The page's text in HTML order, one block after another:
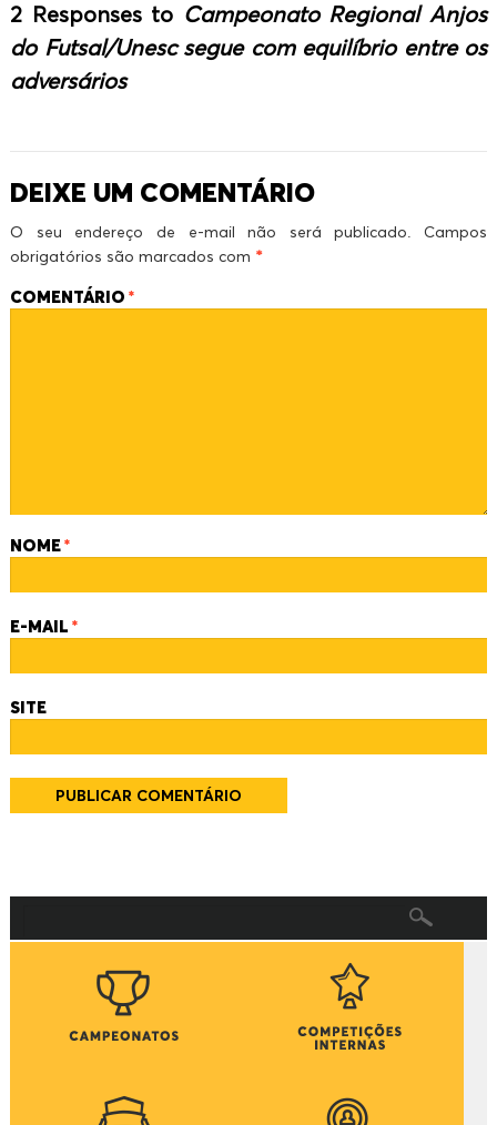
2 Responses to Campeonato Regional Anjos
do Futsal/Unesc segue com equilíbrio entre os
adversários
DEIXE UM COMENTÁRIO
O seu endereço de e-mail não será publicado.
Campos
obrigatórios são marcados com *
COMENTÁRIO *
NOME*
E-MAIL *
SITE